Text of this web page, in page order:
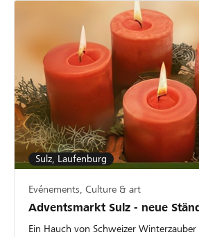
Sulz, Laufenburg
Evénements, Culture & art
Adventsmarkt Sulz - neue
Ein Hauch von Schweizer